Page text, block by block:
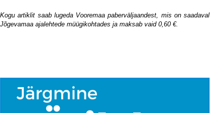
Kogu artiklit saab lugeda Vooremaa paberväljaandest, mis on saadaval
Jõgevamaa ajalehtede müügikohtades ja maksab vaid 0,60 €.